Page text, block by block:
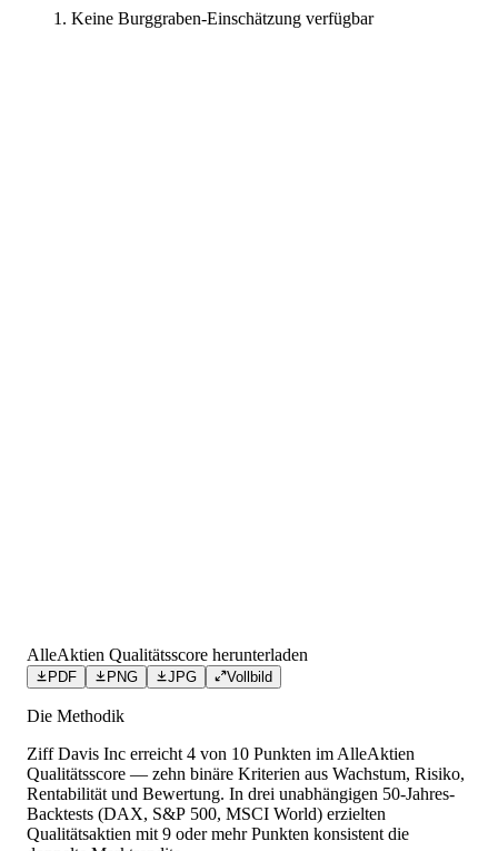
Keine Burggraben-Einschätzung verfügbar
AlleAktien Qualitätsscore herunterladen
PDF PNG JPG Vollbild
Die Methodik
Ziff Davis Inc erreicht 4 von 10 Punkten im AlleAktien
Qualitätsscore — zehn binäre Kriterien aus Wachstum, Risiko,
Rentabilität und Bewertung. In drei unabhängigen 50-Jahres-
Backtests (DAX, S&P 500, MSCI World) erzielten
Qualitätsaktien mit 9 oder mehr Punkten konsistent die